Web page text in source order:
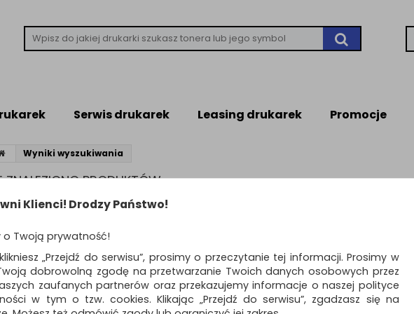
Serwis drukarek Leasing drukarek Promocje
Wyniki wyszukiwania
ZNALEZIONO PRODUKTÓW
odnaleziono produktów wg przyjętych kryteriów
Zmień kryteria wyszukiwania zaznaczając inne filtry i wyszukaj ponownie
Sprawdź, czy wszystkie słowa zostały poprawnie napisane.
Spróbuj użyć innych słów kluczowych.
Klienci! Drodzy Państwo!
o Twoją prywatność!
„Przejdź do serwisu”, prosimy o przeczytanie tej informacji. Prosimy w
dobrowolną zgodę na przetwarzanie Twoich danych osobowych przez
zaufanych partnerów oraz przekazujemy informacje o naszej polityce
w tym o tzw. cookies. Klikając „Przejdź do serwisu”, zgadzasz się na